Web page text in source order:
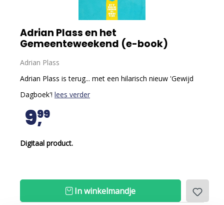
Adrian Plass en het
Gemeenteweekend (e-book)
Adrian Plass
Adrian Plass is terug... met een hilarisch nieuw 'Gewijd
Dagboek'! lees verder
999
Digitaal product.
In winkelmandje